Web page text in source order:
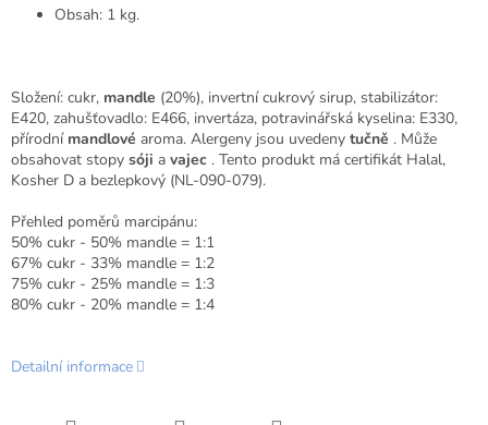
Obsah: 1 kg.
Složení: cukr, mandle (20%), invertní cukrový sirup, stabilizátor:
E420, zahušťovadlo: E466, invertáza, potravinářská kyselina: E330,
přírodní mandlové aroma. Alergeny jsou uvedeny tučně . Může
obsahovat stopy sóji a vajec . Tento produkt má certifikát Halal,
Kosher D a bezlepkový (NL-090-079).
Přehled poměrů marcipánu:
50% cukr - 50% mandle = 1:1
67% cukr - 33% mandle = 1:2
75% cukr - 25% mandle = 1:3
80% cukr - 20% mandle = 1:4
Detailní informace